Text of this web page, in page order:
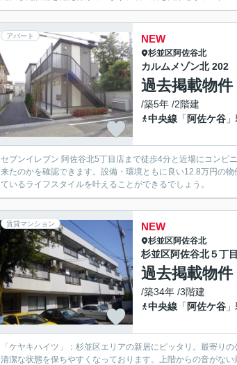
アパート NEW
杉並区阿佐谷北
カルムメゾン北 202
過去掲載物件
/築5年 /2階建
中央線 「 阿佐ケ谷
セブンイレブン 阿佐谷北5丁目店まで徒歩4分と近場にコンビ
来たのかを確認できます。設備・環境ともに良い12.8万円の
ているライフスタイルを叶えることができるでしょう。
賃貸マンション NEW
杉並区阿佐谷北
杉並区阿佐谷北５丁
過去掲載物件
/築34年 /3階建
中央線 「 阿佐ケ谷
「ケヤキハイツ」：杉並区エリアの新居にピッタリ。最寄り
清潔な状態を保ちやすくなっております。上階からの音がな